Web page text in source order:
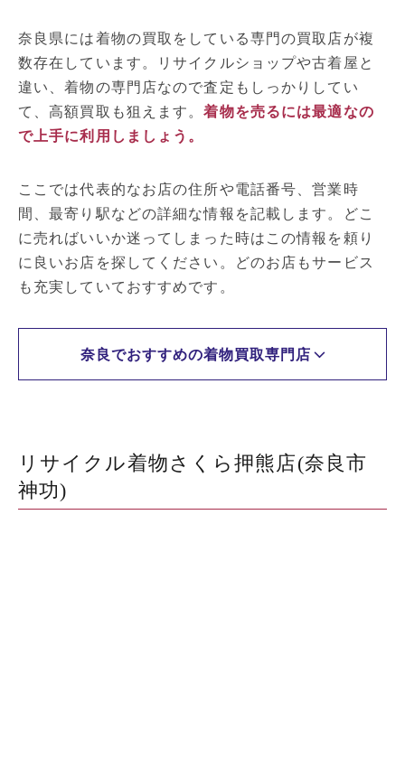
奈良県には着物の買取をしている専門の買取店が複
数存在しています。リサイクルショップや古着屋と
違い、着物の専門店なので査定もしっかりしてい
て、高額買取も狙えます。着物を売るには最適なの
で上手に利用しましょう。
ここでは代表的なお店の住所や電話番号、営業時
間、最寄り駅などの詳細な情報を記載します。どこ
に売ればいいか迷ってしまった時はこの情報を頼り
に良いお店を探してください。どのお店もサービス
も充実していておすすめです。
奈良でおすすめの着物買取専門店
リサイクル着物さくら押熊店(奈良市
神功)